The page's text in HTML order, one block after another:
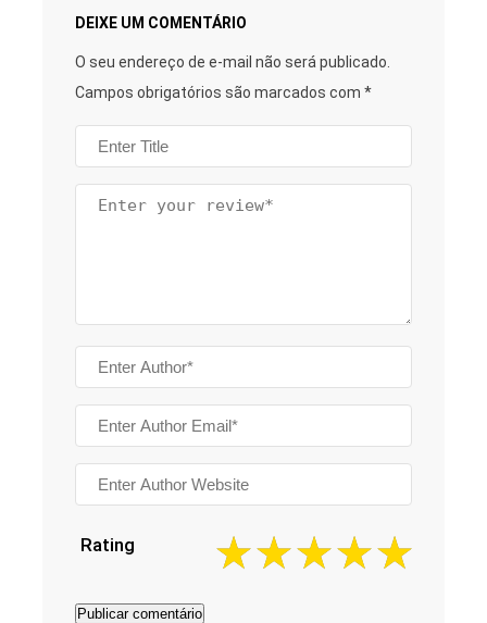
DEIXE UM COMENTÁRIO
O seu endereço de e-mail não será publicado.
Campos obrigatórios são marcados com *
Rating